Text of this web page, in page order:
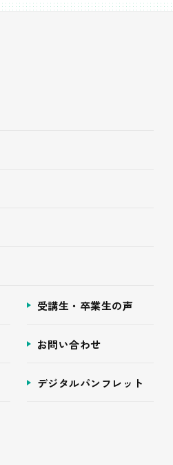
受講生・卒業生の声
お問い合わせ
デジタルパンフレット